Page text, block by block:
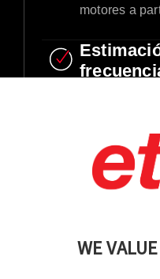
WE
motores a
Proporciona